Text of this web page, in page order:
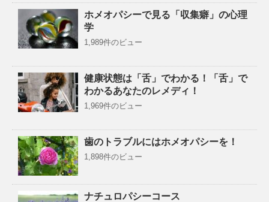
ホメオパシーで見る「収集癖」の心理
学
1,989件のビュー
健康状態は「舌」でわかる！「舌」で
わかるあなたのレメディ！
1,969件のビュー
歯のトラブルにはホメオパシーを！
1,898件のビュー
ナチュロパシーコース